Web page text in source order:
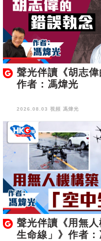
聲光伴讀《胡志偉
作者：馮煒光
2026.08.03 視頻 馮煒光
聲光伴讀《用無
生命線」》作者